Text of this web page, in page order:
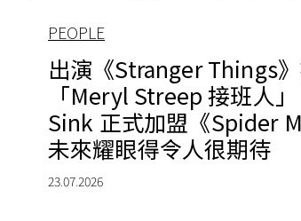
PEOPLE
出演《Stranger Things
「Meryl Streep 接班人
Sink 正式加盟《Spider
未來耀眼得令人很期待
23.07.2026